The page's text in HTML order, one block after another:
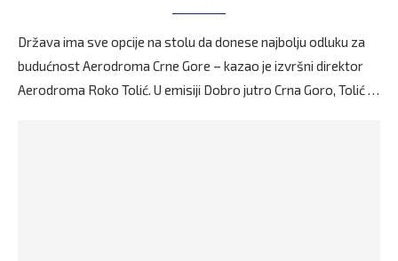
Država ima sve opcije na stolu da donese najbolju odluku za
budućnost Aerodroma Crne Gore – kazao je izvršni direktor
Aerodroma Roko Tolić. U emisiji Dobro jutro Crna Goro, Tolić …